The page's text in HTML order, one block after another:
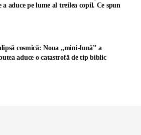
aduce pe lume al treilea copil. Ce spun
cosmică: Noua „mini-lună” a
aduce o catastrofă de tip biblic